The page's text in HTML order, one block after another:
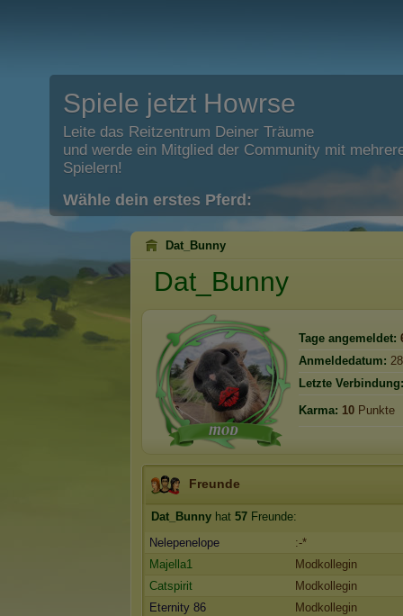
Spiele jetzt Howrse
Leite das Reitzentrum Deiner Träume
und werde ein Mitglied der Community mit
Spielern!
Wähle dein erstes Pferd:
Dat_Bunny
Dat_Bunny
Tage angemeldet:
Anmeldedatum:
Letzte Verbindung:
Karma: 10 Punkte
Freunde
Dat_Bunny hat 57 Freunde:
Nelepenelope
:-*
Majella1
Modkollegin
Catspirit
Modkollegin
Eternity 86
Modkollegin